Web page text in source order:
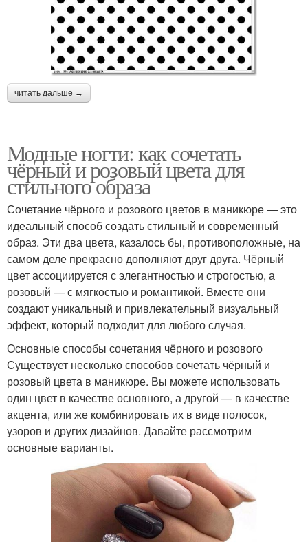
читать дальше →
Модные ногти: как сочетать
чёрный и розовый цвета для
стильного образа
Сочетание чёрного и розового цветов в маникюре — это
идеальный способ создать стильный и современный
образ. Эти два цвета, казалось бы, противоположные, на
самом деле прекрасно дополняют друг друга. Чёрный
цвет ассоциируется с элегантностью и строгостью, а
розовый — с мягкостью и романтикой. Вместе они
создают уникальный и привлекательный визуальный
эффект, который подходит для любого случая.
Основные способы сочетания чёрного и розового
Существует несколько способов сочетать чёрный и
розовый цвета в маникюре. Вы можете использовать
один цвет в качестве основного, а другой — в качестве
акцента, или же комбинировать их в виде полосок,
узоров и других дизайнов. Давайте рассмотрим
основные варианты.